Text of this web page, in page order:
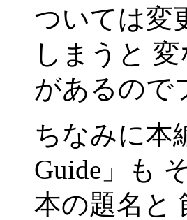
ついては変
しまうと
があるので
ちなみに本
Guide」も
本の題名と